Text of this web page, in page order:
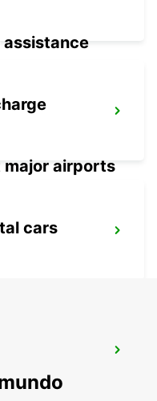
assistance
airports
cars